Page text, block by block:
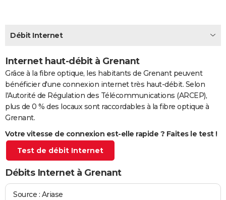
GUIDES D'ACHAT
CARTE DE VOEUX
Carte de Noël
Carte Bonne année
Carte Saint-Valentin
Carte Pâques
Carte d'anniversaire
DICTIONNAIRE
Biographies
Expressions
PROGRAMME TV
COPAINS D'AVANT
S'inscrire
Se connecter
Lycées
Collèges
Primaires
Universités
Entreprises
Service militaire
Avis de recherche
AVIS DE DÉCÈS
FORUM
Bricolage
Lifestyle
Culture
Sport
Auto
Television
Voyage
Cinema
Débit Internet
Internet haut-débit à Grenant
Grâce à la fibre optique, les habitants de Grenant peuvent
bénéficier d'une connexion internet très haut-débit. Selon
l'Autorité de Régulation des Télécommunications (ARCEP),
plus de 0 % des locaux sont raccordables à la fibre optique à
Grenant.
Votre vitesse de connexion est-elle rapide ? Faites le test !
Test de débit Internet
Débits Internet à Grenant
Source : Ariase